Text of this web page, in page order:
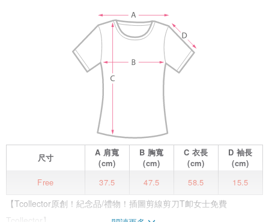
尺寸 A 肩寬
(cm)
B 胸寬
(cm)
C衣長
(cm)
D袖長
(cm)
Free
37.5 47.5 58.5 15.5
【Tcollector原創！紀念品/禮物！插圖剪線剪刀T卹女士免費